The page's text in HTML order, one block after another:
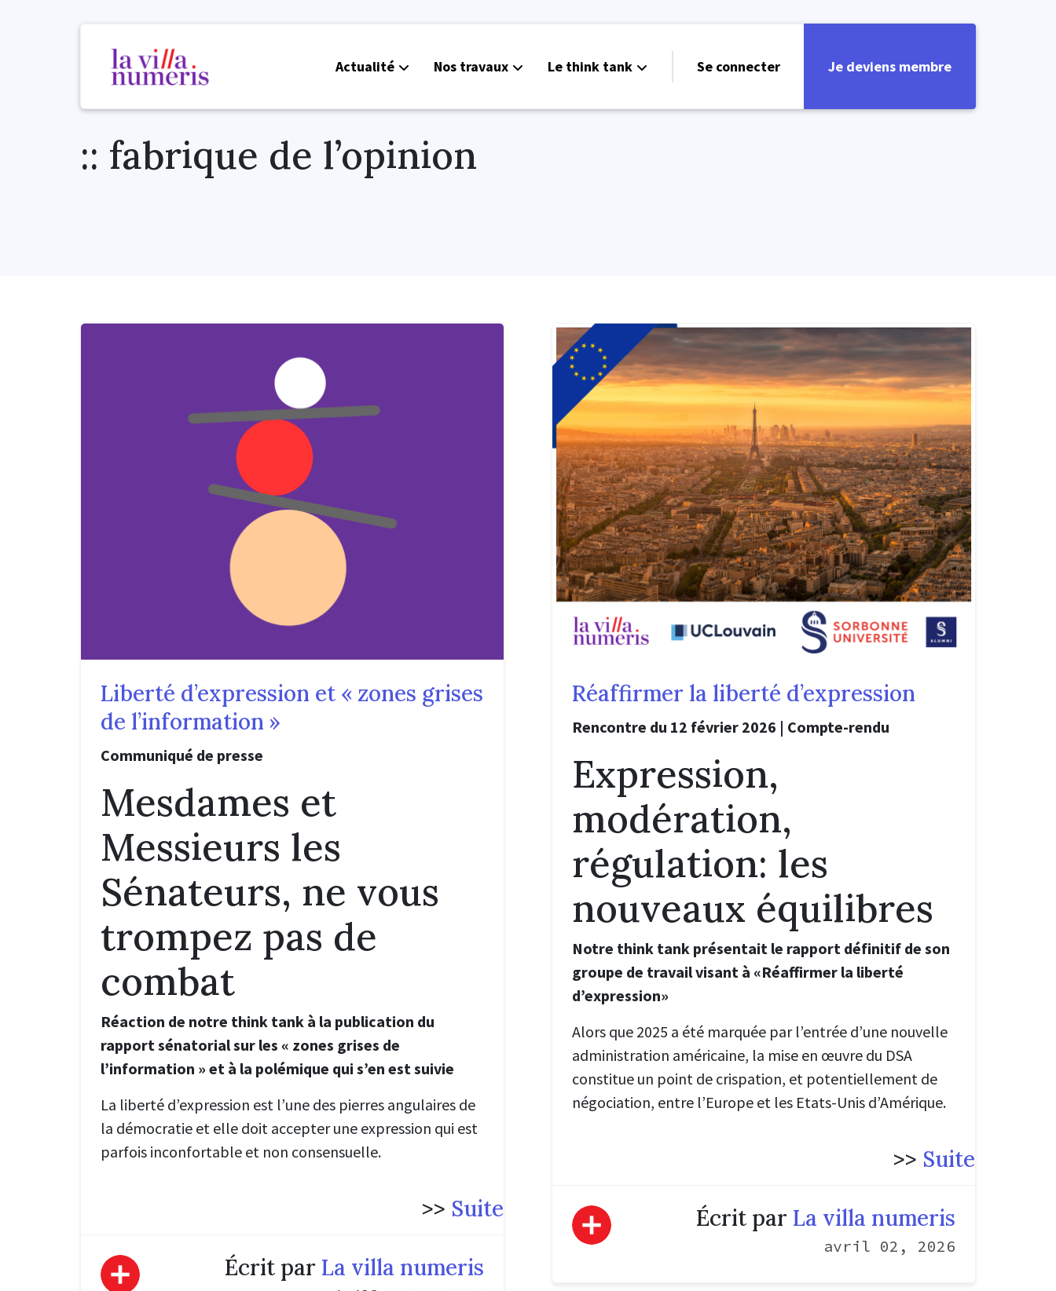
Actualité Nos travaux Le think tank Se connecter Je deviens membre
:: fabrique de l’opinion
Liberté d’expression et « zones grises
de l’information »
Communiqué de presse
Mesdames et
Messieurs les
Sénateurs, ne vous
trompez pas de
combat
Réaction de notre think tank à la publication du
rapport sénatorial sur les « zones grises de
l’information » et à la polémique qui s’en est suivie
La liberté d’expression est l’une des pierres angulaires de
la démocratie et elle doit accepter une expression qui est
parfois inconfortable et non consensuelle.
>> Suite
Écrit par La villa numeris
Réaffirmer la liberté d’expression
Rencontre du 12 février 2026 | Compte-rendu
Expression,
modération,
régulation: les
nouveaux équilibres
Notre think tank présentait le rapport définitif de son
groupe de travail visant à «Réaffirmer la liberté
d’expression»
Alors que 2025 a été marquée par l’entrée d’une nouvelle
administration américaine, la mise en œuvre du DSA
constitue un point de crispation, et potentiellement de
négociation, entre l’Europe et les Etats-Unis d’Amérique.
>> Suite
Écrit par La villa numeris
avril 02, 2026